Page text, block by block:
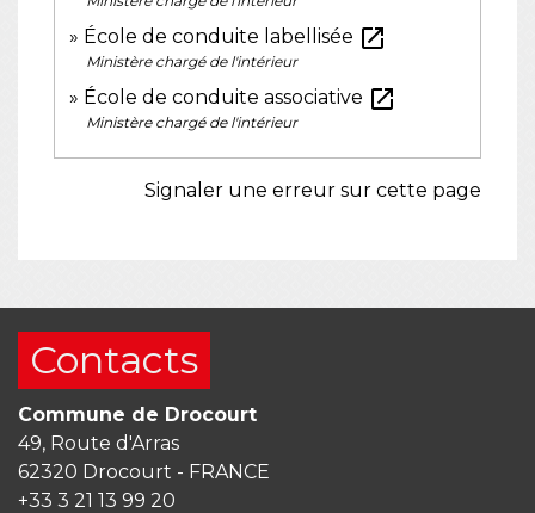
École de conduite labellisée open_in_new
Ministère chargé de l'intérieur
École de conduite associative open_in_new
Ministère chargé de l'intérieur
Signaler une erreur sur cette page
Contacts
Commune de Drocourt
49, Route d'Arras
62320 Drocourt - FRANCE
+33 3 21 13 99 20